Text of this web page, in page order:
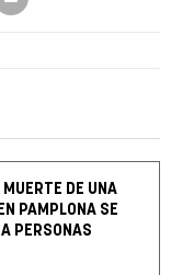
MUERTE DE UNA
PAMPLONA SE
PERSONAS